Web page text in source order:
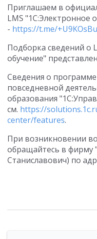
Приглашаем в
LMS "1С:Электронное
- https://t.me/
Подборка сведений о
обучение"
Сведения о
повседневной
образования
см. https://
center/features.
При возникновении
обращайтесь в фирму
Станиславович) по